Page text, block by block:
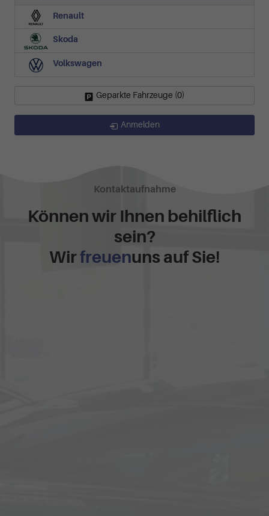
Renault
Skoda
Volkswagen
Geparkte Fahrzeuge (0)
Anmelden
Kontaktaufnahme
Können wir Ihnen behilflich
sein?
Wirfreuenuns auf Sie!